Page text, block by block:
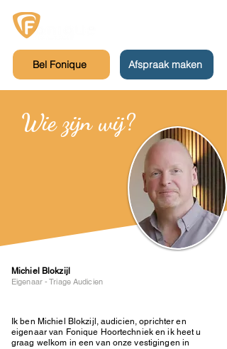
Afspraak maken
Bel Fonique
Wie zijn wij?
Michiel Blokzijl
Eigenaar - Triage Audicien
Ik ben Michiel Blokzijl, audicien, oprichter en
eigenaar van Fonique Hoortechniek en ik heet u
graag welkom in een van onze vestigingen in